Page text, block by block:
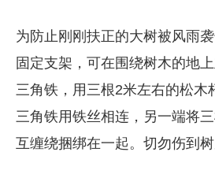
为防止刚刚扶正的大树被风雨
固定支架，可在围绕树木的地
三角铁，用三根2米左右的松木
三角铁用铁丝相连，另一端将
互缠绕捆绑在一起。切勿伤到树